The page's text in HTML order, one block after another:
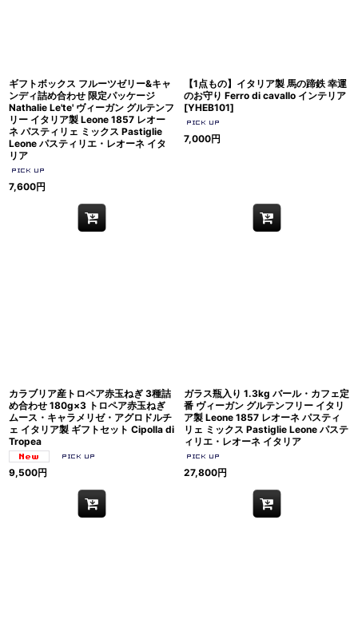
ギフトボックス フルーツゼリー&キャ
ンディ詰め合わせ 限定パッケージ
Nathalie Le'te' ヴィーガン グルテンフ
リー イタリア製 Leone 1857 レオー
ネ パスティリェ ミックス Pastiglie
Leone パスティリエ・レオーネ イタ
リア
7,600円
【1点もの】イタリア製 馬の蹄鉄 幸運
のお守り Ferro di cavallo インテリア
[YHEB101]
7,000円
カラブリア産トロペア赤玉ねぎ 3種詰
め合わせ 180g×3 トロペア赤玉ねぎ
ムース・キャラメリゼ・アグロドルチ
ェ イタリア製 ギフトセット Cipolla di
Tropea
9,500円
ガラス瓶入り 1.3kg バール・カフェ定
番 ヴィーガン グルテンフリー イタリ
ア製 Leone 1857 レオーネ パスティ
リェ ミックス Pastiglie Leone パステ
ィリエ・レオーネ イタリア
27,800円